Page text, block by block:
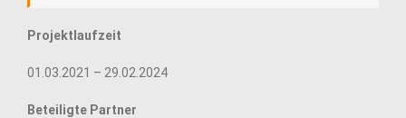
Projektlaufzeit
01.03.2021 – 29.02.2024
Beteiligte Partner